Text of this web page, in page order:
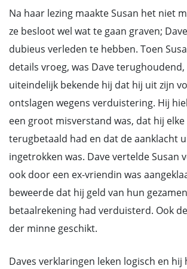
Na haar lezing maakte Susan het niet
ze besloot wel wat te gaan graven;
dubieus verleden te hebben. Toen
details vroeg, was Dave
uiteindelijk bekende hij dat hij uit zijn
ontslagen wegens verduistering. Hij
een groot misverstand was, dat hij
terugbetaald had en dat de aanklacht
ingetrokken was. Dave vertelde Susan
ook door een ex-vriendin was
beweerde dat hij geld van hun
betaalrekening had verduisterd. Ook
der minne geschikt.
Daves verklaringen leken logisch en hij